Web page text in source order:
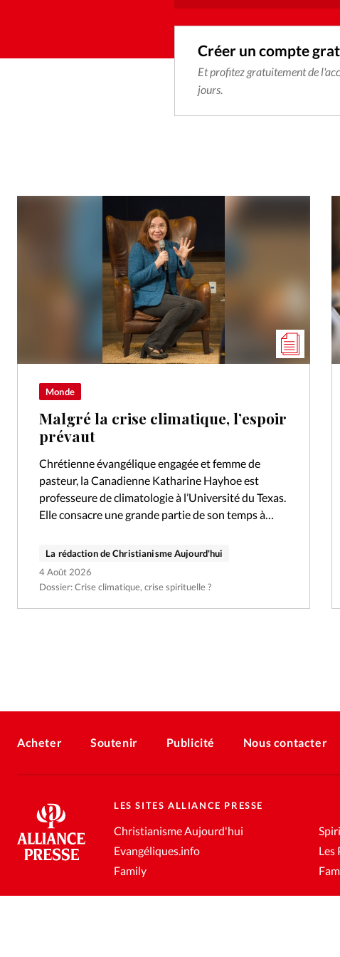
Créer un compte
Et profitez gratuitement de
jours.
Monde
Malgré la crise climatique, l’espoir
prévaut
Chrétienne évangélique engagée et femme de
pasteur, la Canadienne Katharine Hayhoe est
professeure de climatologie à l’Université du Texas.
Elle consacre une grande partie de son temps à
climatique.
Dossier: Crise climatique, crise spirituelle ?
La rédaction de Christianisme Aujourd'hui
4 Août 2026
Acheter Soutenir Publicité Nous contacter
LES SITES ALLIANCE PRESSE
Christianisme Aujourd'hui
Evangéliques.info
Family
Les